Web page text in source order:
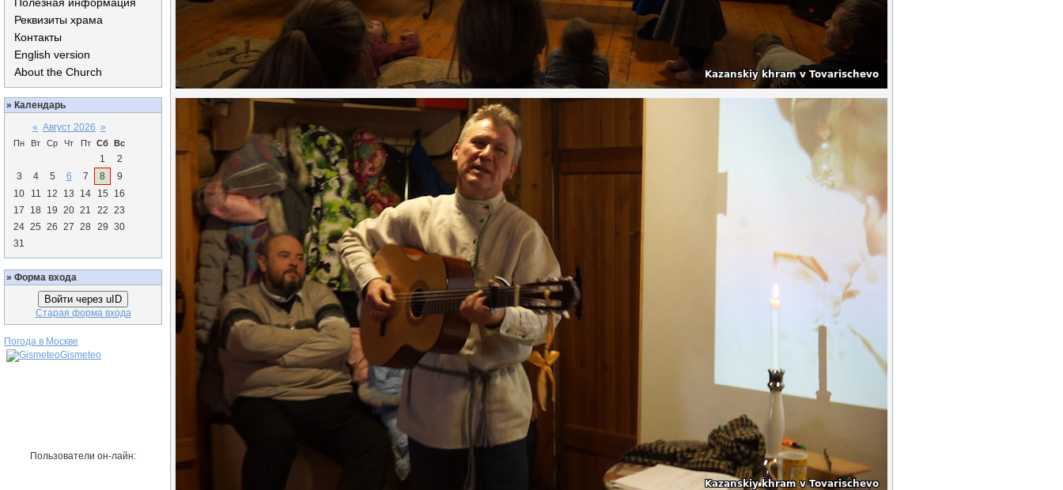
Реквизиты храма
Контакты
English version
About the Church
» Календарь
« Август 2026 »
Пн Вт Ср Чт Пт Сб Вс
1
2
3
4 5 6 7 8
9
10
11 12 13 14 15
16
17
18 19 20 21 22 23
24 25 26 27 28 29 30
31
» Форма входа
Войти через uID
Старая форма входа
Погода в Москве
Gismeteo
Пользователи он-лайн: